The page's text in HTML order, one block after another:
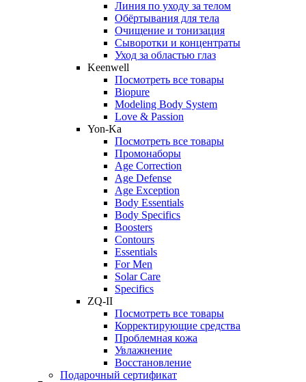
Линия по уходу за телом
Обёртывания для тела
Очищение и тонизация
Сыворотки и концентраты
Уход за областью глаз
Keenwell
Посмотреть все товары
Biopure
Modeling Body System
Love & Passion
Yon-Ka
Посмотреть все товары
Промонаборы
Age Correction
Age Defense
Age Exception
Body Essentials
Body Specifics
Boosters
Contours
Essentials
For Men
Solar Care
Specifics
ZQ-II
Посмотреть все товары
Корректирующие средства
Проблемная кожа
Увлажнение
Восстановление
Подарочный сертификат